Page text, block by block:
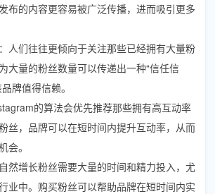
布的内容更容易被广泛传播，进而吸引更多
：人们往往更倾向于关注那些已经拥有大量粉
大量的粉丝数量可以传递出一种“信任信
牌值得信赖。
的算法会优先推荐那些拥有高互动率
丝，品牌可以在短时间内提升互动率，从而
会。
然增长粉丝需要大量的时间和精力投入，尤
业中。购买粉丝可以帮助品牌在短时间内实